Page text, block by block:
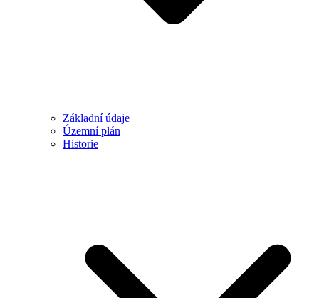
Základní údaje
Územní plán
Historie